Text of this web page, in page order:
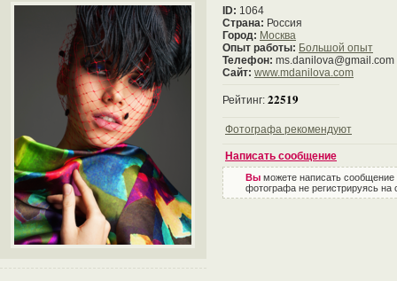
ID: 1064
Страна: Россия
Город: Москва
Опыт работы: Большой опыт
Телефон: ms.danilova@gmail.com
Сайт: www.mdanilova.com
Рейтинг: 22519
Фотографа рекомендуют
Написать сообщение
Вы можете написать сообщение
фотографа не регистрируясь на